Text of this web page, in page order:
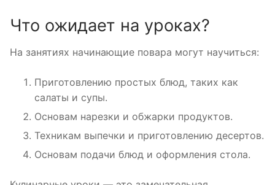
Что ожидает на уроках?
На занятиях начинающие повара могут научиться:
Приготовлению простых блюд, таких как
салаты и супы.
Основам нарезки и обжарки продуктов.
Техникам выпечки и приготовлению десертов.
Основам подачи блюд и оформления стола.